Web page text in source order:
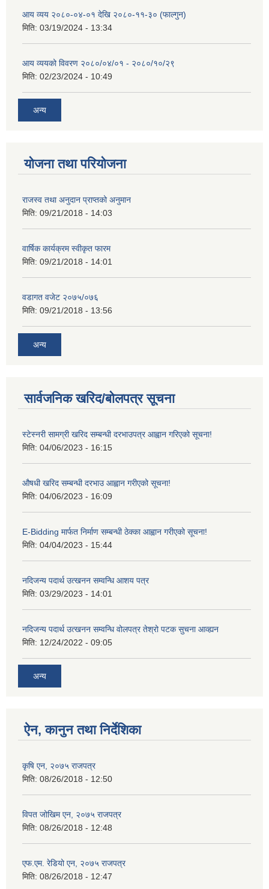
आय व्यय २०८०-०४-०१ देखि २०८०-११-३० (फाल्गुन)
मिति: 03/19/2024 - 13:34
आय व्ययको विवरण २०८०/०४/०१ - २०८०/१०/२९
मिति: 02/23/2024 - 10:49
अन्य
योजना तथा परियोजना
राजस्व तथा अनुदान प्राप्तको अनुमान
मिति: 09/21/2018 - 14:03
वार्षिक कार्यक्रम स्वीकृत फारम
मिति: 09/21/2018 - 14:01
वडागत वजेट २०७५/०७६
मिति: 09/21/2018 - 13:56
अन्य
सार्वजनिक खरिद/बोलपत्र सूचना
स्टेस्नरी सामग्री खरिद सम्बन्धी दरभाउपत्र आह्वान गरिएको सूचना!
मिति: 04/06/2023 - 16:15
औषधी खरिद सम्बन्धी दरभाउ आह्वान गरीएको सूचना!
मिति: 04/06/2023 - 16:09
E-Bidding मार्फत निर्माण सम्बन्धी ठेक्का आह्वान गरीएको सूचना!
मिति: 04/04/2023 - 15:44
नदिजन्य पदार्थ उत्खनन सम्वन्धि आशय पत्र
मिति: 03/29/2023 - 14:01
नदिजन्य पदार्थ उत्खनन सम्वन्धि वोलपत्र तेश्रो पटक सुचना आव्ह्यन
मिति: 12/24/2022 - 09:05
अन्य
ऐन, कानुन तथा निर्देशिका
कृषि एन, २०७५ राजपत्र
मिति: 08/26/2018 - 12:50
विपत जोखिम एन, २०७५ राजपत्र
मिति: 08/26/2018 - 12:48
एफ.एम. रेडियो एन, २०७५ राजपत्र
मिति: 08/26/2018 - 12:47